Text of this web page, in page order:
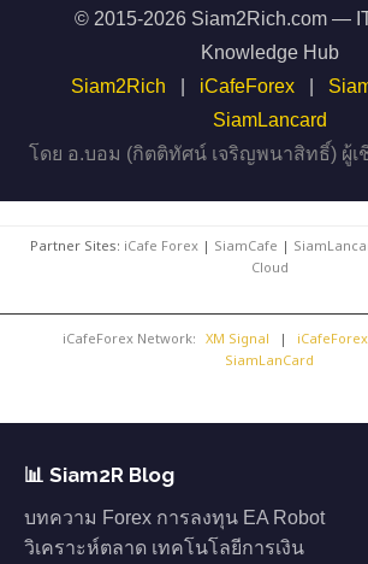
© 2015-2026 Siam2Rich.com —
Knowledge Hub
Siam2Rich
iCafeForex
SiamLancard
โดย อ.บอม (กิตติทัศน์ เจริญพนาสิทธิ์) ผู้เ
Partner Sites: iCafe Forex| SiamCafe |
Cloud
iCafeForex Network: XM Signal | iCafeForex
SiamLanCard
📊 Siam2R Blog
บทความ Forex การลงทุน EA Robot
วิเคราะห์ตลาด เทคโนโลยีการเงิน